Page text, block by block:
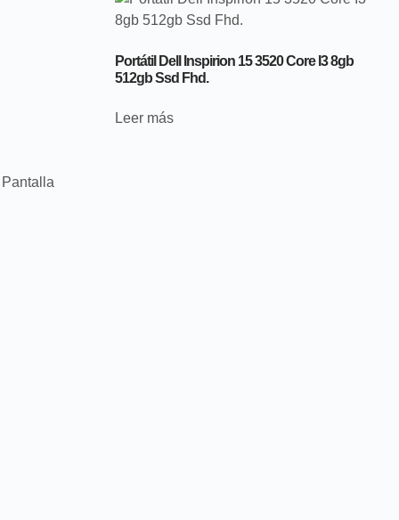
Portátil Dell Inspirion 15 3520 Core I3 8gb
512gb Ssd Fhd.
Leer más